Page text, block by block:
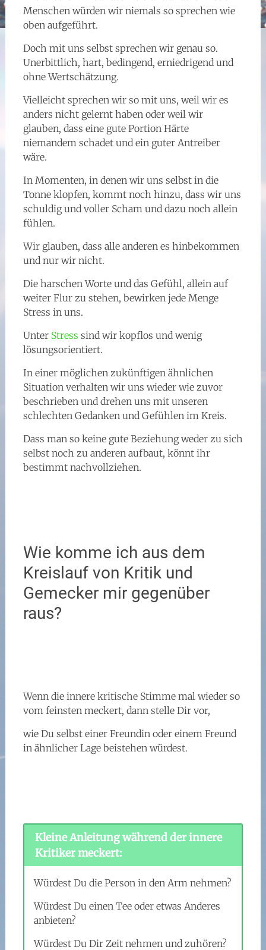
Menschen würden wir niemals so sprechen wie
oben aufgeführt.
Doch mit uns selbst sprechen wir genau so.
Unerbittlich, hart, bedingend, erniedrigend und
ohne Wertschätzung.
Vielleicht sprechen wir so mit uns, weil wir es
anders nicht gelernt haben oder weil wir
glauben, dass eine gute Portion Härte
niemandem schadet und ein guter Antreiber
wäre.
In Momenten, in denen wir uns selbst in die
Tonne klopfen, kommt noch hinzu, dass wir uns
schuldig und voller Scham und dazu noch allein
fühlen.
Wir glauben, dass alle anderen es hinbekommen
und nur wir nicht.
Die harschen Worte und das Gefühl, allein auf
weiter Flur zu stehen, bewirken jede Menge
Stress in uns.
Unter Stress sind wir kopflos und wenig
lösungsorientiert.
In einer möglichen zukünftigen ähnlichen
Situation verhalten wir uns wieder wie zuvor
beschrieben und drehen uns mit unseren
schlechten Gedanken und Gefühlen im Kreis.
Dass man so keine gute Beziehung weder zu sich
selbst noch zu anderen aufbaut, könnt ihr
bestimmt nachvollziehen.
Wie komme ich aus dem
Kreislauf von Kritik und
Gemecker mir gegenüber
raus?
Wenn die innere kritische Stimme mal wieder so
vom feinsten meckert, dann stelle Dir vor,
wie Du selbst einer Freundin oder einem Freund
in ähnlicher Lage beistehen würdest.
Kleine Anleitung während der innere
Kritiker meckert:
Würdest Du die Person in den Arm nehmen?
Würdest Du einen Tee oder etwas Anderes
anbieten?
Würdest Du Dir Zeit nehmen und zuhören?